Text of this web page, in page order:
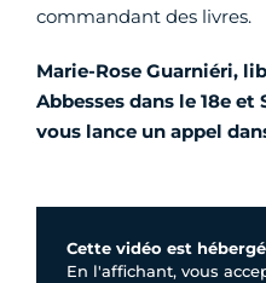
commandant des livres.
Marie-Rose Guarniéri,
Abbesses dans le 18e
vous lance un appel
Cette vidéo est
En l'affichant, vous